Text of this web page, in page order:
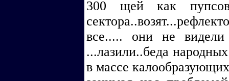
300 щей как
все..... они не
...лазили..беда
в массе